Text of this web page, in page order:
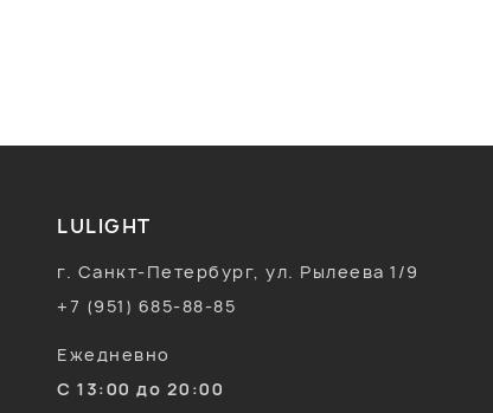
LULIGHT
г. Санкт-Петербург, ул. Рылеева 1/9
+7 (951) 685-88-85
Ежедневно
С 13:00 до 20:00